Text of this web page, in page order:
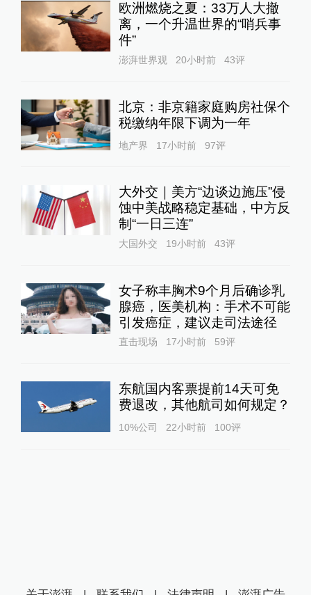
欧洲燃烧之夏：33万人大撤
离，一个升温世界的“哨兵事
件”
澎湃世界观 20小时前 43评
北京：非京籍家庭购房社保个
税缴纳年限下调为一年
地产界 17小时前 97评
大外交｜美方“边谈边施压”侵
蚀中美战略稳定基础，中方反
制“一日三连”
大国外交 19小时前 43评
女子称丰胸术9个月后确诊乳
腺癌，医美机构：手术不可能
引发癌症，建议走司法途径
直击现场 17小时前 59评
东航国内客票提前14天可免
费退改，其他航司如何规定？
10%公司 22小时前 100评